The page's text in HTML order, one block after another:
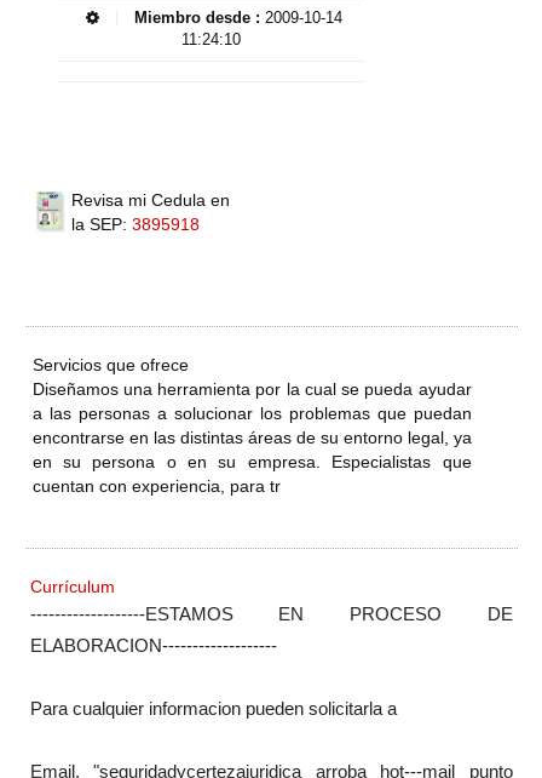
Miembro desde : 2009-10-14
11:24:10
Revisa mi Cedula en
la SEP: 3895918
Servicios que ofrece
Diseñamos una herramienta por la cual se pueda ayudar
a las personas a solucionar los problemas que puedan
encontrarse en las distintas áreas de su entorno legal, ya
en su persona o en su empresa. Especialistas que
cuentan con experiencia, para tr
Currículum
-------------------ESTAMOS EN PROCESO DE
ELABORACION-------------------
Para cualquier informacion pueden solicitarla a
Email. "seguridadycertezajuridica arroba hot---mail punto